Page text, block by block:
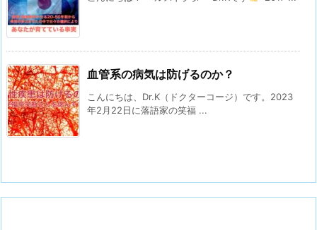
血管系の病気は防げるのか？
こんにちは、Dr.K（ドクターコージ）です。⁡2023
年2月22日に落語家の笑福 ...